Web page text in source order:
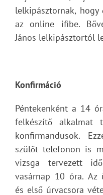
lelkipásztornak, hogy
az online ifibe.
János lelkipásztortól
Konfirmáció
Péntekenként a 14
felkészítő alkalmat
konfirmandusok.
szülőt telefonon is
vizsga tervezett
vasárnap 10 óra. Az
és első úrvacsora